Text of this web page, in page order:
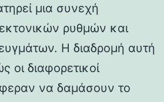
μια συνεχή
ρυθμών και
Η διαδρομή αυτή
οι διαφορετικοί
να δαμάσουν το